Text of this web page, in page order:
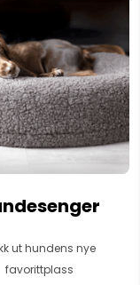
ut hundens nye
favorittplass